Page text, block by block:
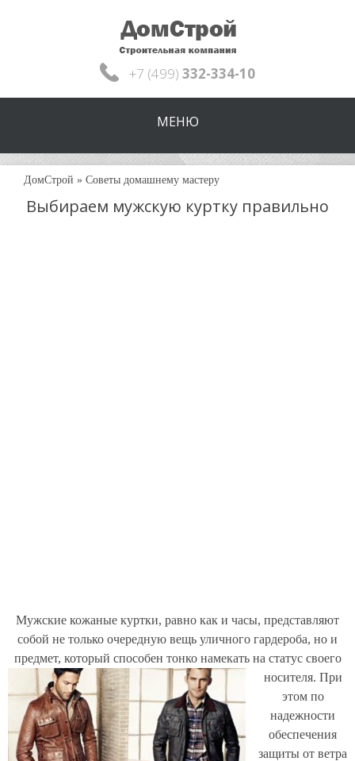
+7 (499) 332-334-10
МЕНЮ
ДомСтрой » Советы домашнему мастеру
Выбираем мужскую куртку правильно
Мужские кожаные куртки, равно как и часы, представляют
собой не только очередную вещь уличного гардероба, но и
предмет, который способен тонко намекать на статус своего
носителя. При
этом по
надежности
обеспечения
защиты от ветра